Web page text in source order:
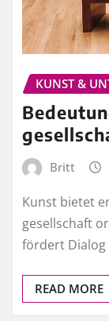
KUNST &
Britt
Kunst bietet
gesellschaft
fördert Dialog
READ MORE